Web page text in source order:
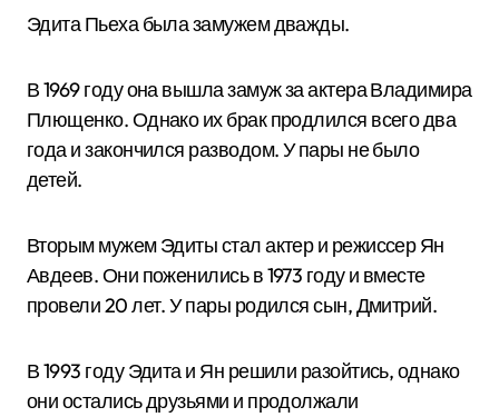
Эдита Пьеха была замужем дважды.
В 1969 году она вышла замуж за актера Владимира
Плющенко. Однако их брак продлился всего два
года и закончился разводом. У пары не было
детей.
Вторым мужем Эдиты стал актер и режиссер Ян
Авдеев. Они поженились в 1973 году и вместе
провели 20 лет. У пары родился сын, Дмитрий.
В 1993 году Эдита и Ян решили разойтись, однако
они остались друзьями и продолжали